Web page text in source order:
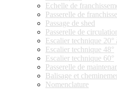
Echelle de
Passerelle de
Passage de shed
Passerelle de
Escalier technique 20°
Escalier technique 48°
Escalier technique 60°
Passerelle de
Balisage et
Nomenclature